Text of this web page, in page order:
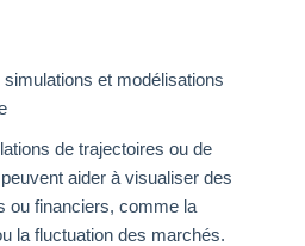
et modélisations
de trajectoires ou de
aider à visualiser des
ou financiers, comme la
la fluctuation des marchés.